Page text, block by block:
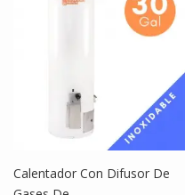
Calentador Con Difusor De